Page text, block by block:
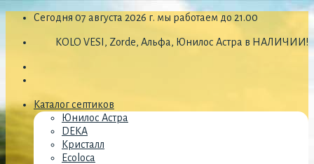
Skip
content
Сегодня 07 августа 2026 г. мы работаем до 21.00
KOLO VESI, Zorde, Альфа, Юнилос Астра в НАЛИЧИИ!
Каталог септиков
Юнилос Астра
DEKA
Кристалл
Ecoloca